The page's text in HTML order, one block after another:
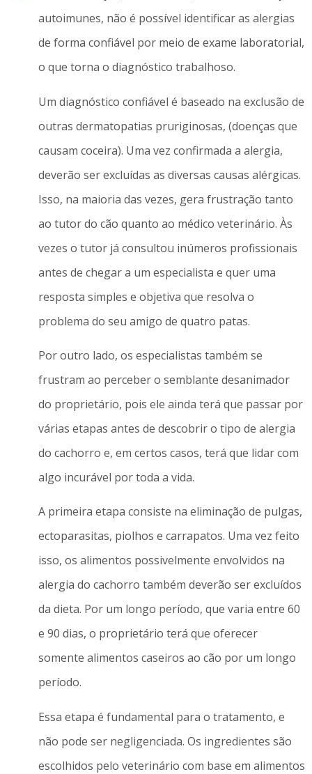
autoimunes, não é possível identificar as alergias
de forma confiável por meio de exame laboratorial,
o que torna o diagnóstico trabalhoso.
Um diagnóstico confiável é baseado na exclusão de
outras dermatopatias pruriginosas, (doenças que
causam coceira). Uma vez confirmada a alergia,
deverão ser excluídas as diversas causas alérgicas.
Isso, na maioria das vezes, gera frustração tanto
ao tutor do cão quanto ao médico veterinário. Às
vezes o tutor já consultou inúmeros profissionais
antes de chegar a um especialista e quer uma
resposta simples e objetiva que resolva o
problema do seu amigo de quatro patas.
Por outro lado, os especialistas também se
frustram ao perceber o semblante desanimador
do proprietário, pois ele ainda terá que passar por
várias etapas antes de descobrir o tipo de alergia
do cachorro e, em certos casos, terá que lidar com
algo incurável por toda a vida.
A primeira etapa consiste na eliminação de pulgas,
ectoparasitas, piolhos e carrapatos. Uma vez feito
isso, os alimentos possivelmente envolvidos na
alergia do cachorro também deverão ser excluídos
da dieta. Por um longo período, que varia entre 60
e 90 dias, o proprietário terá que oferecer
somente alimentos caseiros ao cão por um longo
período.
Essa etapa é fundamental para o tratamento, e
não pode ser negligenciada. Os ingredientes são
escolhidos pelo veterinário com base em alimentos